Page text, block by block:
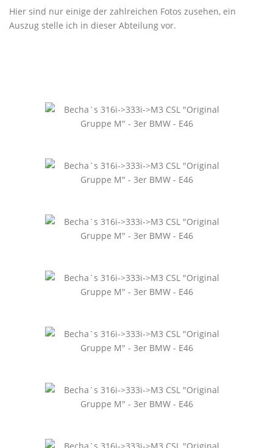
Hier sind nur einige der zahlreichen Fotos zusehen, ein
Auszug stelle ich in dieser Abteilung vor.